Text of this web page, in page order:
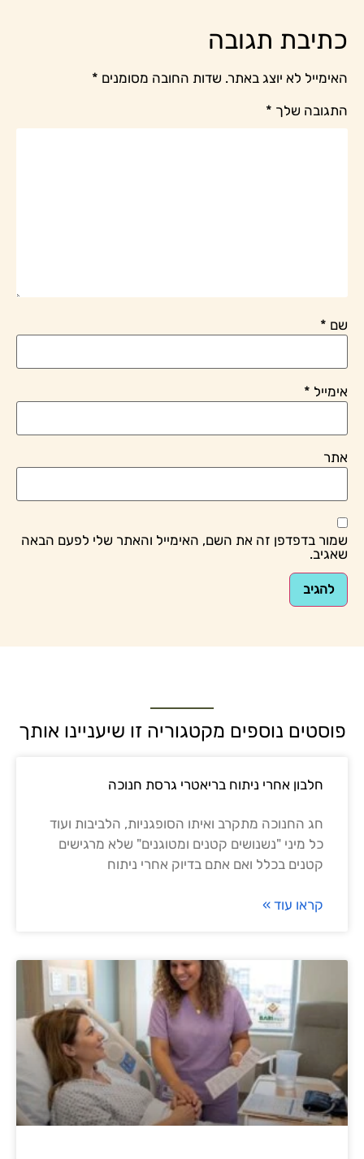
כתיבת תגובה
האימייל לא יוצג באתר. שדות החובה מסומנים *
התגובה שלך *
שם *
אימייל *
אתר
שמור בדפדפן זה את השם, האימייל והאתר שלי לפעם הבאה
שאגיב.
פוסטים נוספים מקטגוריה זו שיעניינו אותך
חלבון אחרי ניתוח בריאטרי גרסת חנוכה
חג החנוכה מתקרב ואיתו הסופגניות, הלביבות ועוד
כל מיני "נשנושים קטנים ומטוגנים" שלא מרגישים
קטנים בכלל ואם אתם בדיוק אחרי ניתוח
קראו עוד »